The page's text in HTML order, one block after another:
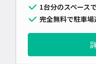
1台分のスペース
完全無料で駐車